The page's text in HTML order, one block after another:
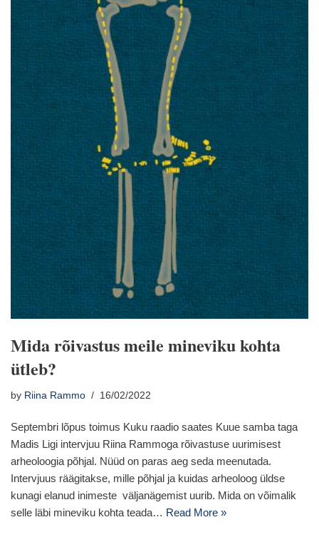
Mida rõivastus meile mineviku kohta
ütleb?
by Riina Rammo 16/02/2022
Septembri lõpus toimus Kuku raadio saates Kuue samba taga
Madis Ligi intervjuu Riina Rammoga rõivastuse uurimisest
arheoloogia põhjal. Nüüd on paras aeg seda meenutada.
Intervjuus räägitakse, mille põhjal ja kuidas arheoloog üldse
kunagi elanud inimeste väljanägemist uurib. Mida on võimalik
selle läbi mineviku kohta teada… Read More »